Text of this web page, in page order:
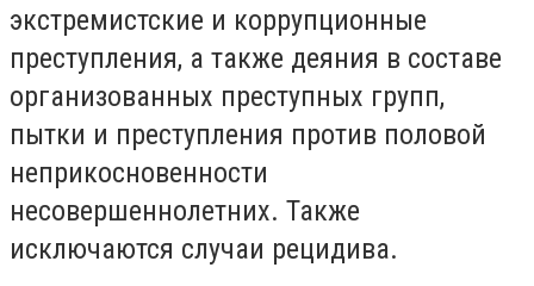
экстремистские и коррупционные
преступления, а также деяния в составе
организованных преступных групп,
пытки и преступления против половой
неприкосновенности
несовершеннолетних. Также
исключаются случаи рецидива.